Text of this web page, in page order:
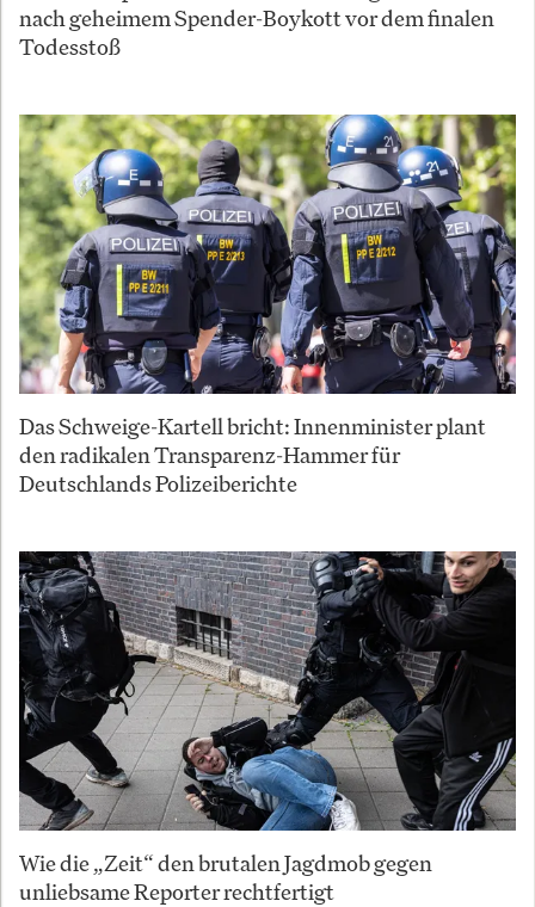
nach geheimem Spender-Boykott vor dem finalen
Todesstoß
Das Schweige-Kartell bricht: Innenminister plant
den radikalen Transparenz-Hammer für
Deutschlands Polizeiberichte
Wie die „Zeit“ den brutalen Jagdmob gegen
unliebsame Reporter rechtfertigt